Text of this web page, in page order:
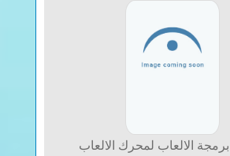
الالعاب لمحرك الالعاب